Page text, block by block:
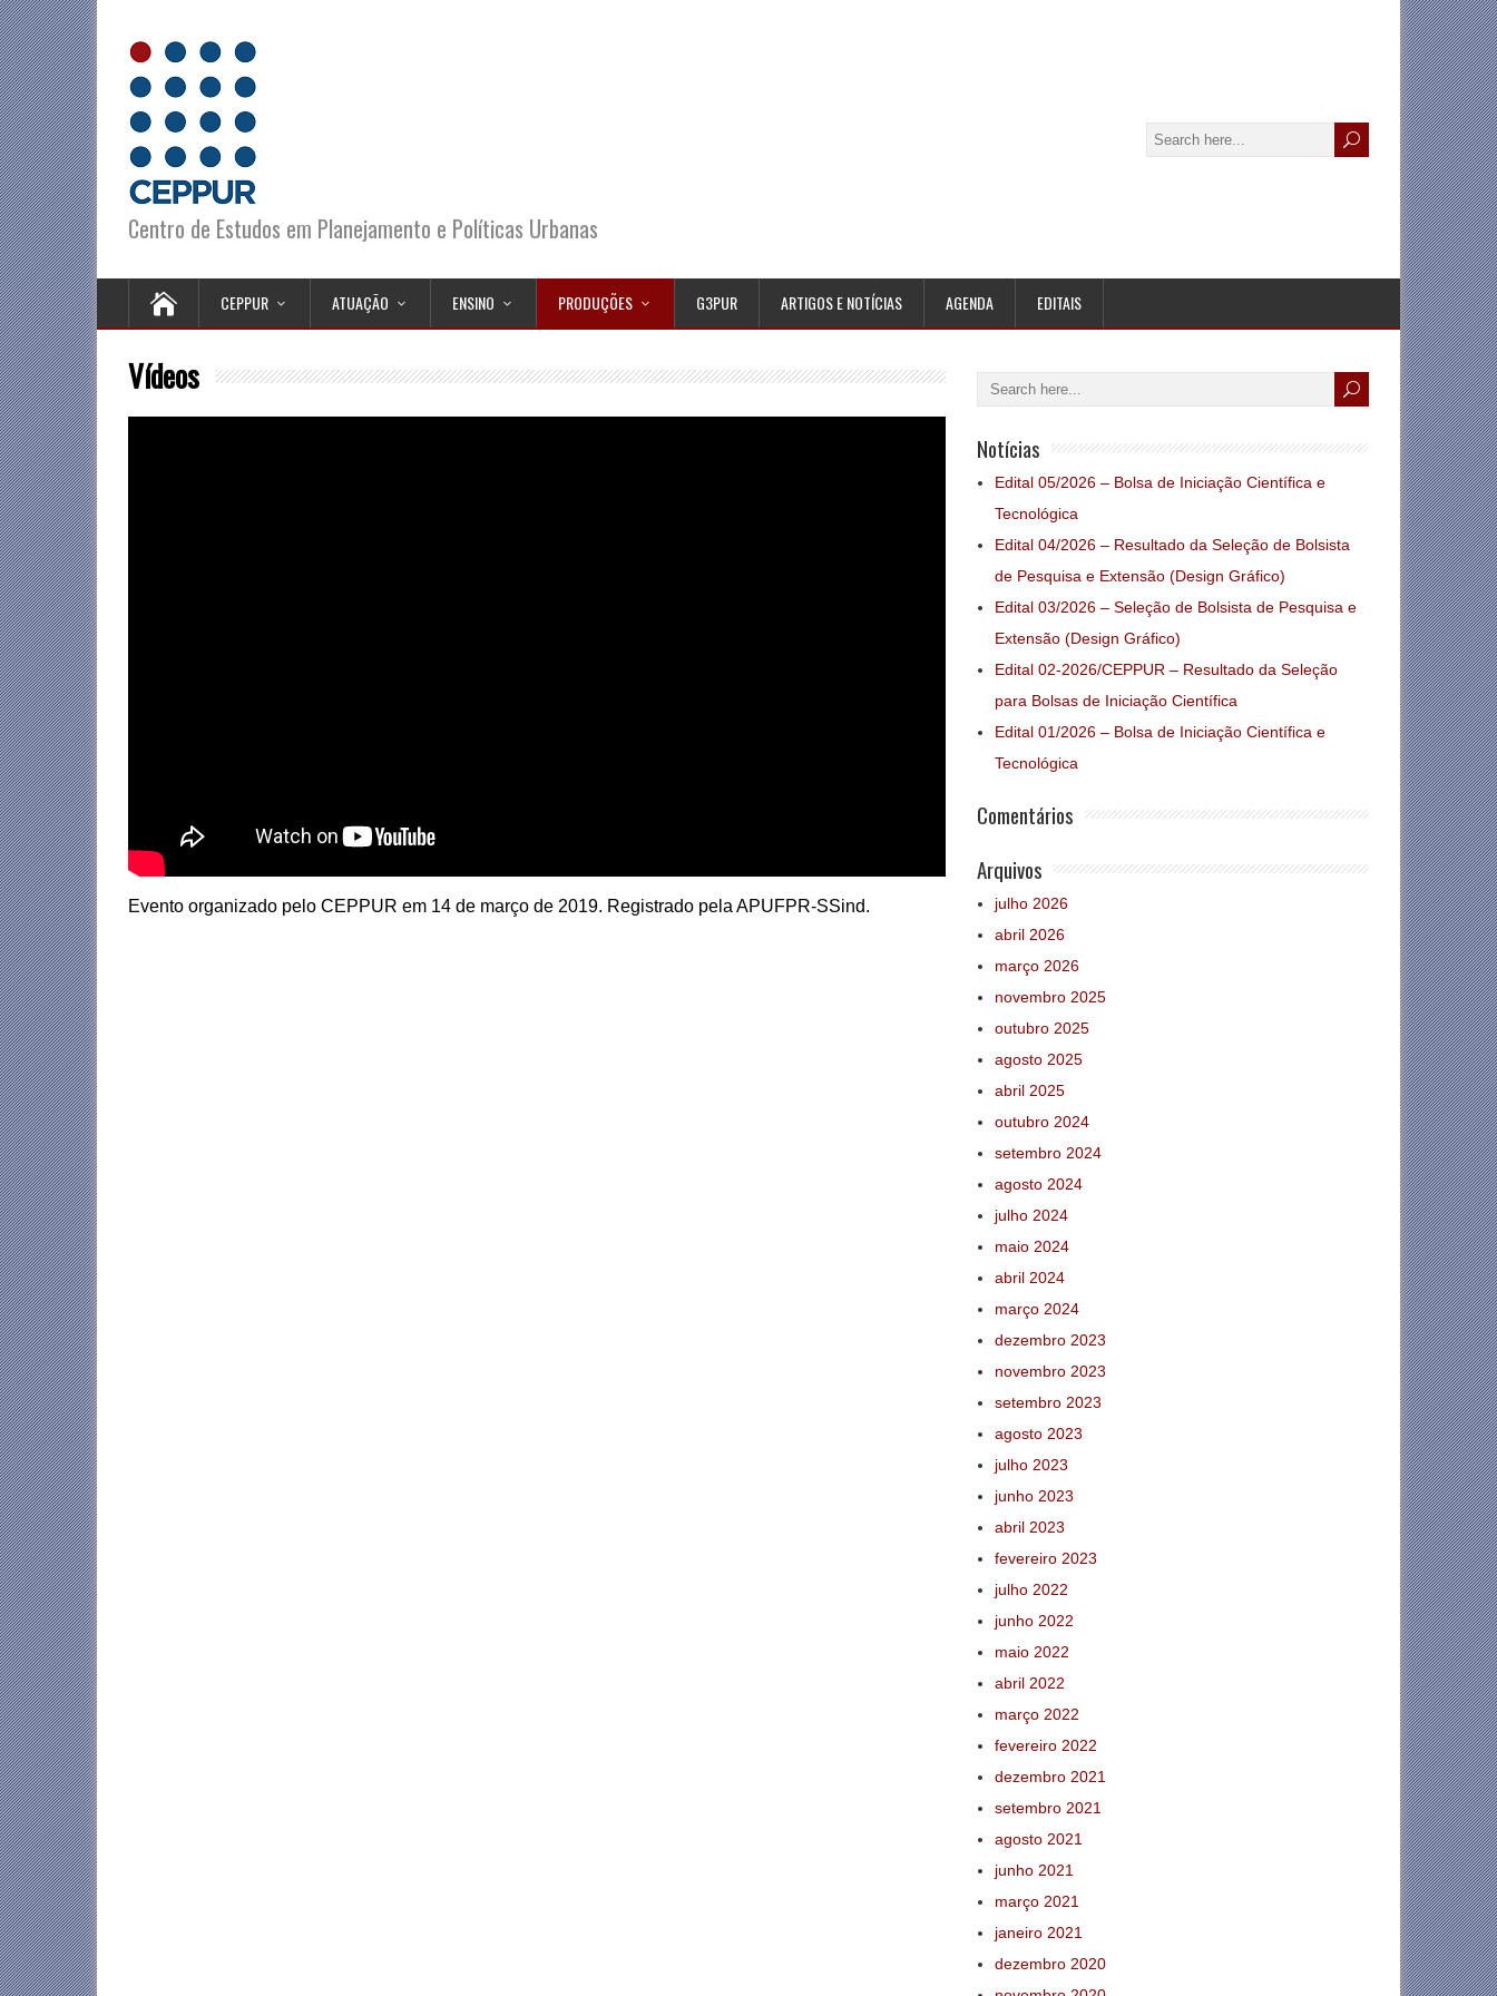
Centro de Estudos em Planejamento e Políticas Urbanas
CEPPUR ATUAÇÃO ENSINO PRODUÇÕES G3PUR ARTIGOS E NOTÍCIAS AGENDA EDITAIS
Vídeos
Evento organizado pelo CEPPUR em 14 de março de 2019. Registrado pela APUFPR-SSind.
Notícias
Edital 05/2026 – Bolsa de Iniciação Científica e
Tecnológica
Edital 04/2026 – Resultado da Seleção de Bolsista
de Pesquisa e Extensão (Design Gráfico)
Edital 03/2026 – Seleção de Bolsista de Pesquisa e
Extensão (Design Gráfico)
Edital 02-2026/CEPPUR – Resultado da Seleção
para Bolsas de Iniciação Científica
Edital 01/2026 – Bolsa de Iniciação Científica e
Tecnológica
Comentários
Arquivos
julho 2026
abril 2026
março 2026
novembro 2025
outubro 2025
agosto 2025
abril 2025
outubro 2024
setembro 2024
agosto 2024
julho 2024
maio 2024
abril 2024
março 2024
dezembro 2023
novembro 2023
setembro 2023
agosto 2023
julho 2023
junho 2023
abril 2023
fevereiro 2023
julho 2022
junho 2022
maio 2022
abril 2022
março 2022
fevereiro 2022
dezembro 2021
setembro 2021
agosto 2021
junho 2021
março 2021
janeiro 2021
dezembro 2020